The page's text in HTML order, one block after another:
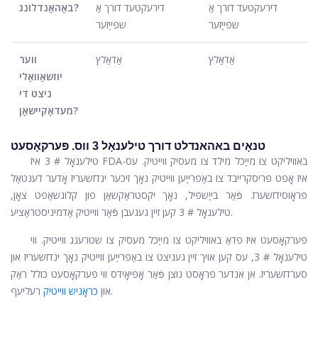
באַהאַנדלונג?
דירעקטעד דורך אַ
שפּייַזער
דירעקטעד דורך אַ
שפּייַזער
ווער
יוזשאַוואַלי
ניצט די
מעדאַקיישאַן?
אַדאַלץ אַדאַלץ
טנאָים באהאנדלט דורך טילענאָל 3 ווס. פּערקאָסעט
טילענאָל # 3 איז FDA-באוויליקט צו מייַכל מילד צו מעסיק ווייטיק. עס
איז אָפט פּריסקרייבד צו באַפרייַען ווייטיק נאָך זיכער ינדזשעריז אָדער דענטאַל
פּראָוסידזשערז. פֿאַר בייַשפּיל, נאָך יקסטראַקשאַן פון קלוגשאַפט צאָן,
טילענאָל # 3 קען זיין געגעבן פֿאַר ווייטיק אַדמיניסטראַציע.
פּערקאָסעט איז פדאַ באוויליקט צו מייַכל מעסיק צו שטרענג ווייטיק. ווי
טילענאָל # 3, עס קען אויך זיין געניצט צו באַפרייַען ווייטיק נאָך ינדזשעריז און
סערדזשעריז. אן אנדער פּראָסט נוצן פֿאַר אָפּיאָידס ווי פּערקאָסעט כולל ראַק
און כראָניש ווייטיק רעליעף.